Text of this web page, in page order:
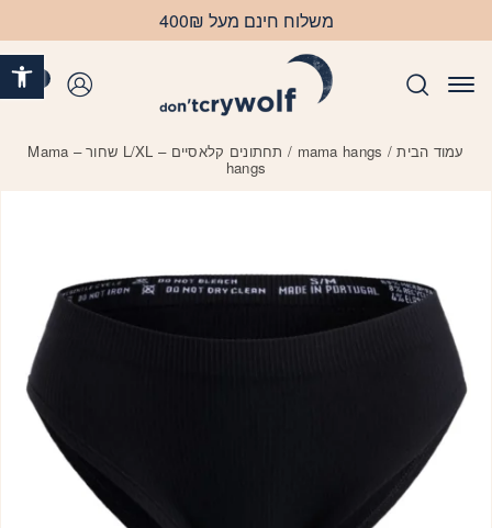
משלוח חינם מעל 400₪
עמוד הבית/
mama hangs / תחתונים קלאסיים – L/XL שחור – Mama
hangs